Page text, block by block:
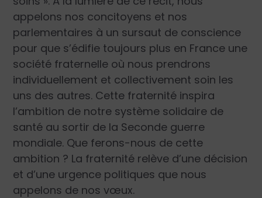
appelons nos concitoyens et nos
parlementaires à un sursaut de conscience
pour que s’édifie toujours plus en France une
société fraternelle où nous prendrons
individuellement et collectivement soin les
uns des autres. Cette fraternité inspira
l’ambition de notre système solidaire de
santé au sortir de la Seconde guerre
mondiale. Que ferons-nous de cette
ambition ? La fraternité relève d’une décision
et d’une urgence politiques que nous
appelons de nos vœux.